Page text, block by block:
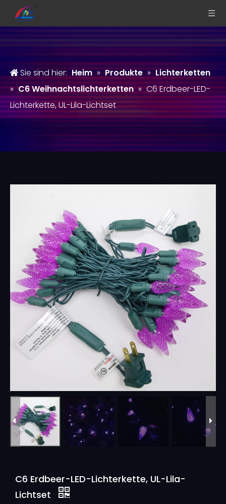
Sie sind hier: Heim » Produkte » Lichterketten
» C6 Weihnachtslichterketten » C6 Erdbeer-LED-
Lichterkette, UL-Lila-Lichtset
C6 Erdbeer-LED-Lichterkette, UL-Lila-
Lichtset